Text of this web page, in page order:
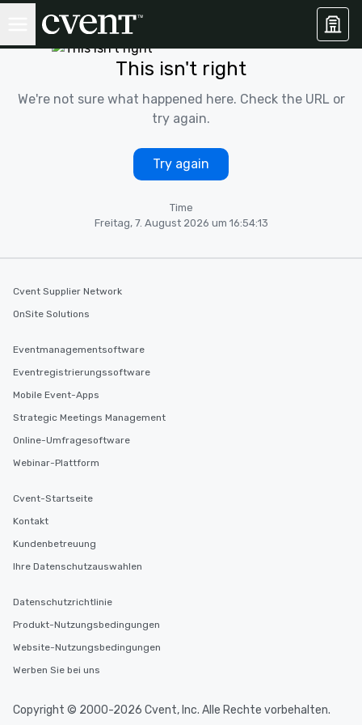
This isn't right
We're not sure what happened here. Check the URL or
try again.
Try again
Time
Freitag, 7. August 2026 um 16:54:13
Cvent Supplier Network
OnSite Solutions
Eventmanagementsoftware
Eventregistrierungssoftware
Mobile Event-Apps
Strategic Meetings Management
Online-Umfragesoftware
Webinar-Plattform
Cvent-Startseite
Kontakt
Kundenbetreuung
Ihre Datenschutzauswahlen
Datenschutzrichtlinie
Produkt-Nutzungsbedingungen
Website-Nutzungsbedingungen
Werben Sie bei uns
Copyright © 2000-2026 Cvent, Inc. Alle Rechte vorbehalten.